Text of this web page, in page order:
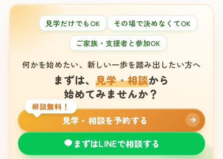
見学だけでもOK
その場で決めなくてOK
ご家族・支援者と参加OK
何かを始めたい、新しい一歩を踏み出したい方へ
まずは、見学・相談から
始めてみませんか？
相談無料！
見学・相談を予約する
まずはLINEで相談する